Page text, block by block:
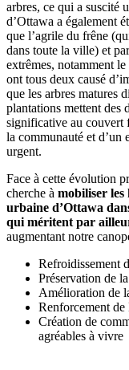
arbres, ce qui a suscité
d’Ottawa a également
que l’agrile du frêne
dans toute la ville) et
extrêmes, notamment
ont tous deux causé
que les arbres matures
plantations mettent des
significative au couvert
la communauté et d’un
urgent.
Face à cette évolution
cherche à mobiliser les
urbaine d’Ottawa
qui méritent par
augmentant notre
Refroidissement
Préservation de
Amélioration de
Renforcement
Création de
agréables à vivre